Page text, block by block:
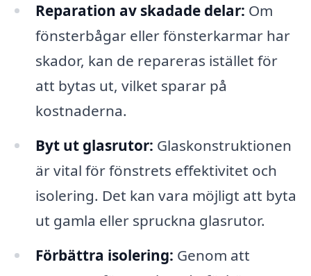
Reparation av skadade delar: Om
fönsterbågar eller fönsterkarmar har
skador, kan de repareras istället för
att bytas ut, vilket sparar på
kostnaderna.
Byt ut glasrutor: Glaskonstruktionen
är vital för fönstrets effektivitet och
isolering. Det kan vara möjligt att byta
ut gamla eller spruckna glasrutor.
Förbättra isolering: Genom att